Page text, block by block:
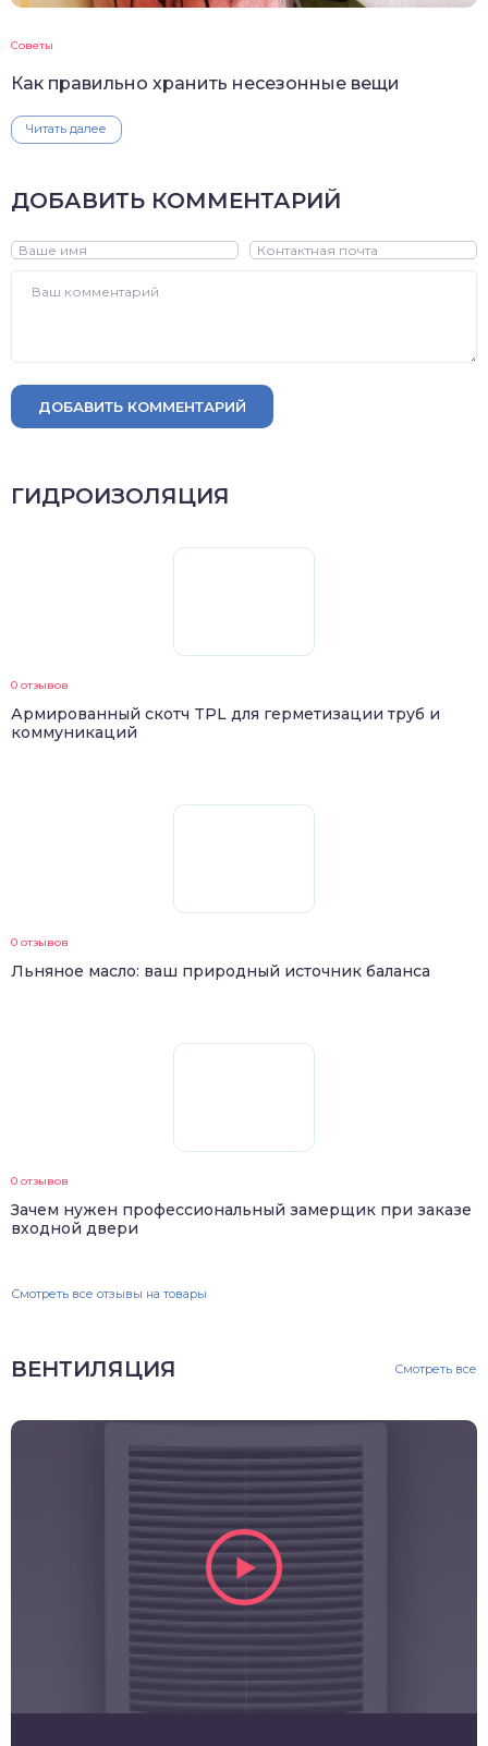
Советы
Как правильно хранить несезонные вещи
Читать далее
ДОБАВИТЬ КОММЕНТАРИЙ
ДОБАВИТЬ КОММЕНТАРИЙ
ГИДРОИЗОЛЯЦИЯ
0 отзывов
Армированный скотч TPL для герметизации труб и
коммуникаций
0 отзывов
Льняное масло: ваш природный источник баланса
0 отзывов
Зачем нужен профессиональный замерщик при заказе
входной двери
Смотреть все отзывы на товары
ВЕНТИЛЯЦИЯ Смотреть все